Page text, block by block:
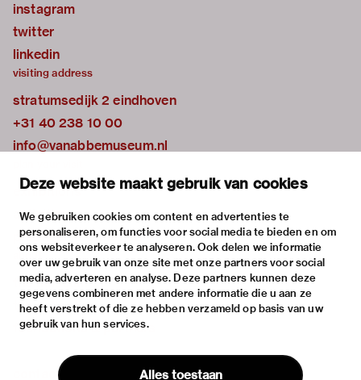
Deze website maakt gebruik van cookies
We gebruiken cookies om content en advertenties te
personaliseren, om functies voor social media te bieden en om
ons websiteverkeer te analyseren. Ook delen we informatie
over uw gebruik van onze site met onze partners voor social
media, adverteren en analyse. Deze partners kunnen deze
gegevens combineren met andere informatie die u aan ze
heeft verstrekt of die ze hebben verzameld op basis van uw
gebruik van hun services.
Alles toestaan
instagram
twitter
linkedin
visiting address
stratumsedijk 2 eindhoven
+31 40 238 10 00
info@vanabbemuseum.nl
exhibitions
activities
practical information
about
the museum
the collection
foundations & partners
contact